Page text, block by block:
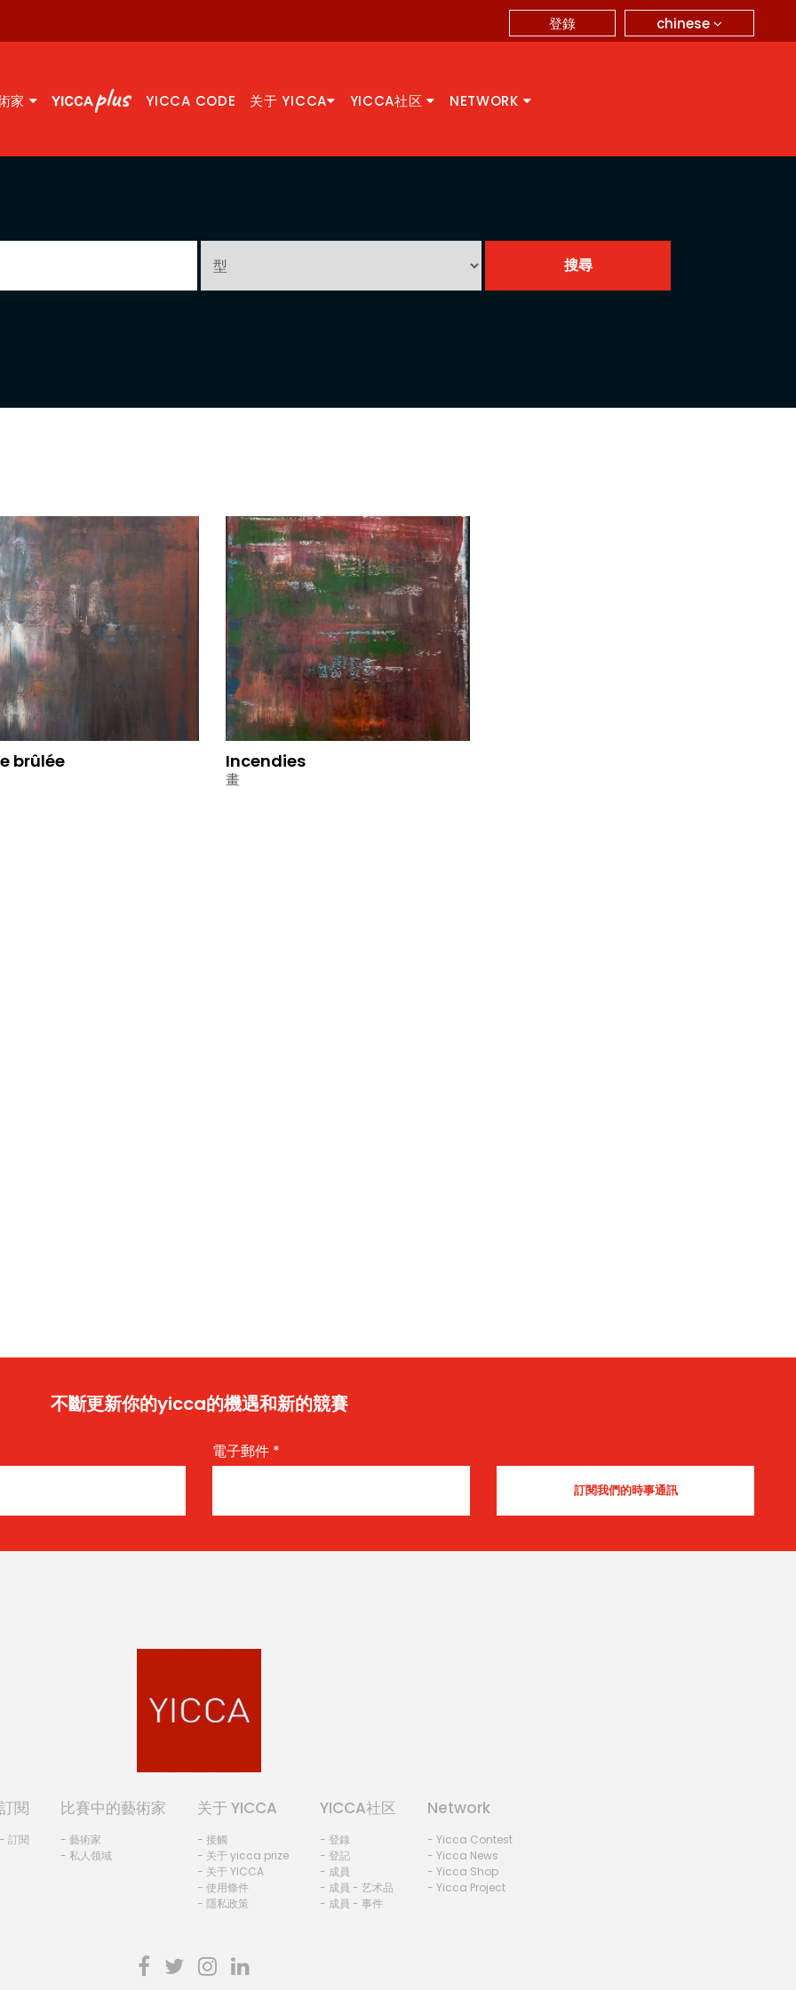
chinese
登錄
家 YICCA CODE 关于 YICCA YICCA社区 NETWORK
brûlée Incendies
畫
不斷更新你的yicca的機遇和新的競賽
電子郵件 *
訂閱
- 訂閱
比賽中的藝術家
- 藝術家
- 私人领域
关于 YICCA
- 接觸
- 关于 yicca prize
- 关于 YICCA
- 使用條件
- 隱私政策
YICCA社区
- 登錄
- 登記
- 成員
- 成員 - 艺术品
- 成員 - 事件
Network
- Yicca Contest
- Yicca News
- Yicca Shop
- Yicca Project